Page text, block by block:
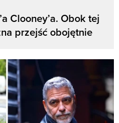
Clooney’a. Obok tej
przejść obojętnie